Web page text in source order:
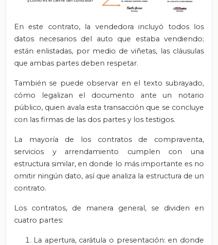
En este contrato, la vendedora incluyó todos los
datos necesarios del auto que estaba vendiendo;
están enlistadas, por medio de viñetas, las cláusulas
que ambas partes deben respetar.
También se puede observar en el texto subrayado,
cómo legalizan el documento ante un notario
público, quien avala esta transacción que se concluye
con las firmas de las dos partes y los testigos.
La mayoría de los contratos de compraventa,
servicios y arrendamiento cumplen con una
estructura similar, en donde lo más importante es no
omitir ningún dato, así que analiza la estructura de un
contrato.
Los contratos, de manera general, se dividen en
cuatro partes:
La apertura, carátula o presentación: en donde